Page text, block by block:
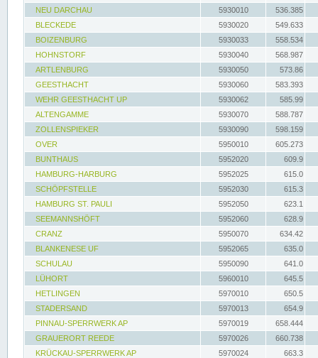
NEU DARCHAU
5930010
536.385
BLECKEDE
5930020
549.633
BOIZENBURG
5930033
558.534
HOHNSTORF
5930040
568.987
ARTLENBURG
5930050
573.86
GEESTHACHT
5930060
583.393
WEHR GEESTHACHT UP
5930062
585.99
ALTENGAMME
5930070
588.787
ZOLLENSPIEKER
5930090
598.159
OVER
5950010
605.273
BUNTHAUS
5952020
609.9
HAMBURG-HARBURG
5952025
615.0
SCHÖPFSTELLE
5952030
615.3
HAMBURG ST. PAULI
5952050
623.1
SEEMANNSHÖFT
5952060
628.9
CRANZ
5950070
634.42
BLANKENESE UF
5952065
635.0
SCHULAU
5950090
641.0
LÜHORT
5960010
645.5
HETLINGEN
5970010
650.5
STADERSAND
5970013
654.9
PINNAU-SPERRWERK AP
5970019
658.444
GRAUERORT REEDE
5970026
660.738
KRÜCKAU-SPERRWERK AP
5970024
663.3